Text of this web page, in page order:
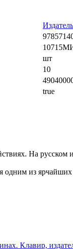
шт
10
true
На русском
из